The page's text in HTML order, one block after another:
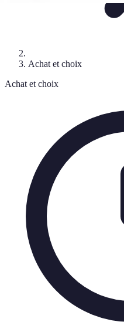
Achat et choix
Achat et choix